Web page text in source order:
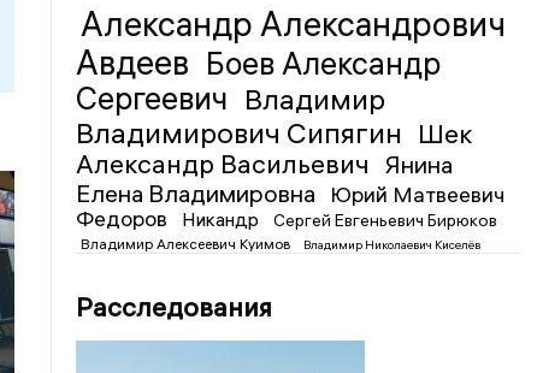
Александр Александрович
Авдеев Боев Александр
Сергеевич Владимир
Владимирович Сипягин Шек
Александр Васильевич
Янина
Елена Владимировна
Юрий Матвеевич
Федоров
Никандр Сергей Евгеньевич Бирюков
Владимир Алексеевич Куимов Владимир Николаевич Киселёв
Расследования